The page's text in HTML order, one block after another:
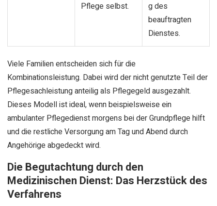
Pflege selbst.
g des
beauftragten
Dienstes.
Viele Familien entscheiden sich für die
Kombinationsleistung. Dabei wird der nicht genutzte Teil der
Pflegesachleistung anteilig als Pflegegeld ausgezahlt.
Dieses Modell ist ideal, wenn beispielsweise ein
ambulanter Pflegedienst morgens bei der Grundpflege hilft
und die restliche Versorgung am Tag und Abend durch
Angehörige abgedeckt wird.
Die Begutachtung durch den
Medizinischen Dienst: Das Herzstück des
Verfahrens